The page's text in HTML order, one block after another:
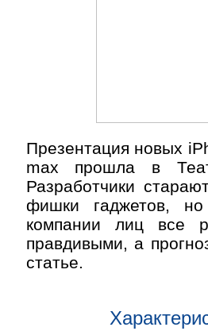
Презентация новых
max прошла в
Разработчики
фишки гаджетов,
компании лиц все
правдивыми, а
статье.